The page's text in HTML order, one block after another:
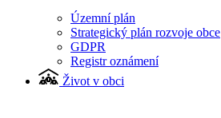
Územní plán
Strategický plán rozvoje obce
GDPR
Registr oznámení
Život v obci